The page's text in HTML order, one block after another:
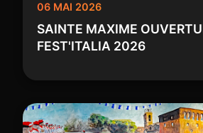
06 MAI 2026
SAINTE MAXIME
FEST'ITALIA 2026